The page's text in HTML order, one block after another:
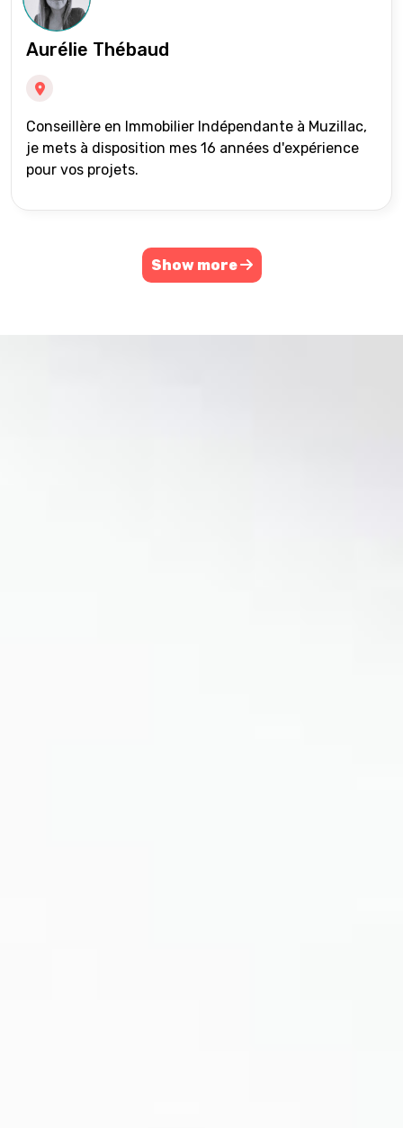
Aurélie Thébaud
Conseillère en Immobilier Indépendante à Muzillac,
je mets à disposition mes 16 années d'expérience
pour vos projets.
Show more